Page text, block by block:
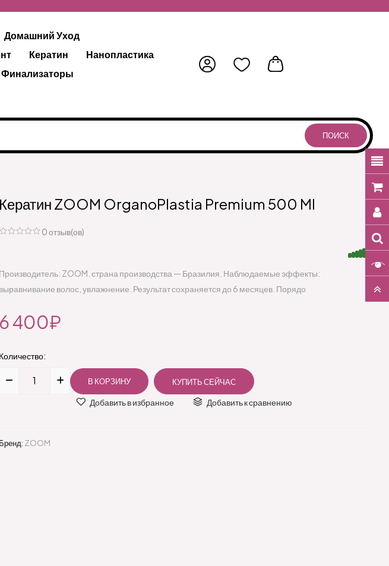
Домашний Уход
Кератин
Нанопластика
Финализаторы
ПОИСК
Кератин ZOOM OrganoPlastia Premium 500 Ml
0 отзыв(ов)
Производитель: ZOOM. страна производства — Бразилия. Наблюдаемые эффекты:
выравнивание волос, увлажнение. Результат сохраняется до 6 месяцев. Порядо
6 400₽
Количество:
Добавить в избранное Добавить к сравнению
Бренд: ZOOM